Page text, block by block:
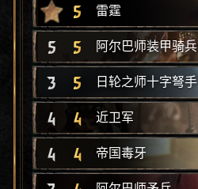
5 雷霆
5 5 阿尔巴师装甲骑兵
3 5 日轮之师十字弩手
4 4 近卫军
4 4 帝国毒牙